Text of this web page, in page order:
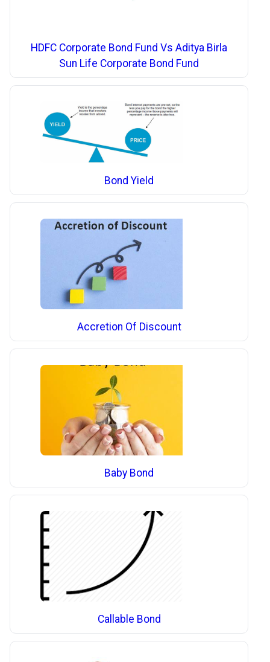
HDFC Corporate Bond Fund Vs Aditya Birla
Sun Life Corporate Bond Fund
Bond Yield
Accretion Of Discount
Baby Bond
Callable Bond